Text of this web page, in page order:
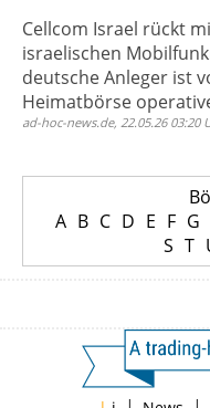
Cellcom Israel rückt
israelischen
deutsche Anleger ist
Heimatbörse
ad-hoc-news.de, 22.05.26 03:20
A B C D E F G
S T